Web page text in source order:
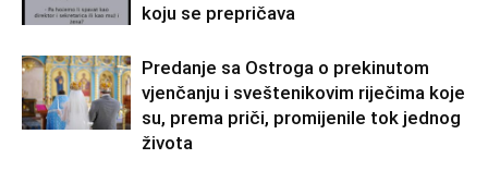
koju se prepričava
Predanje sa Ostroga o prekinutom
vjenčanju i sveštenikovim riječima koje
su, prema priči, promijenile tok jednog
života